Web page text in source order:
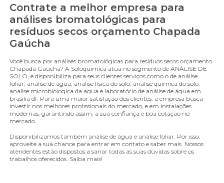
Contrate a melhor empresa para
análises bromatológicas para
resíduos secos orçamento Chapada
Gaúcha
Você busca por análises bromatológicas para resíduos secos orçamento
Chapada Gaúcha? A Soloquímica atua no segmento de ANÁLISE DE
SOLO, e disponibiliza para seus clientes serviços como o de análise
foliar, análise de água, análise física do solo, análise química do solo,
analise microbiologica da agua e laboratório de análise de água em
brasília df. Para uma maior satisfação dos clientes, a empresa busca
investir nos melhores profissionais do mercado, e em instalações
modernas, garantindo assim, a sua confiança e boa cotação no
mercado.
Disponibilizamos também análise de água e análise foliar. Por isso,
aproveite a sua chance para entrar em contato e saber mais. Nossos
atendentes estão dispostos a sanar todas as suas dúvidas sobre os
trabalhos oferecidos. Saiba mais!